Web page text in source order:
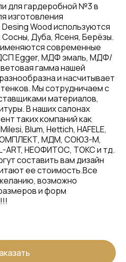
для гардеробной №3 в
изготовления
Wood используются
Сосны, Дуба, Ясеня, Берёзы.
современные
Egger, МДФ эмаль, МДФ/
гамма нашей
и насчитывает
Мы сотрудничаем с
материалов,
В наших салонах
таких компаний как
Blum, Hettich, HAFELE,
КОМПЛЕКТ, МДМ, СОЮЗ-М,
ART, НЕОФИТОС, ТОКС и тд.
составить вам дизайн
ее стоимость.Все
возможно
и форм